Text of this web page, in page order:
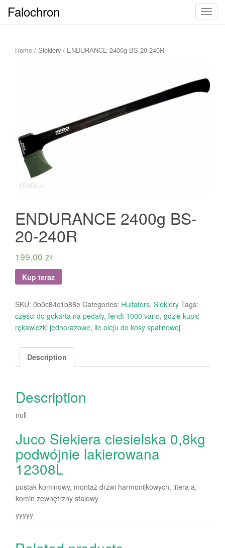
T
n
a
Falochron
Home / Siekiery / ENDURANCE 2400g BS-20-240R
ENDURANCE 2400g BS-
20-240R
199.00 zł
Kup teraz
SKU: 0b0c84c1b88e Categories: Hultafors, Siekiery Tags:
części do gokarta na pedały, fendt 1000 vario, gdzie kupić
rękawiczki jednorazowe, ile oleju do kosy spalinowej
Description
Description
null
Juco Siekiera ciesielska 0,8kg
podwójnie lakierowana
12308L
pustak kominowy, montaż drzwi harmonijkowych, litera a,
komin zewnętrzny stalowy
yyyyy